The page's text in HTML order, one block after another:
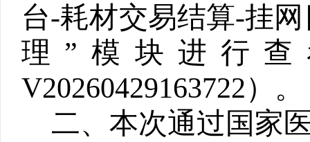
台-耗材交易结算-挂
理”模块进行
V20260429163722）。
二、本次通过国家